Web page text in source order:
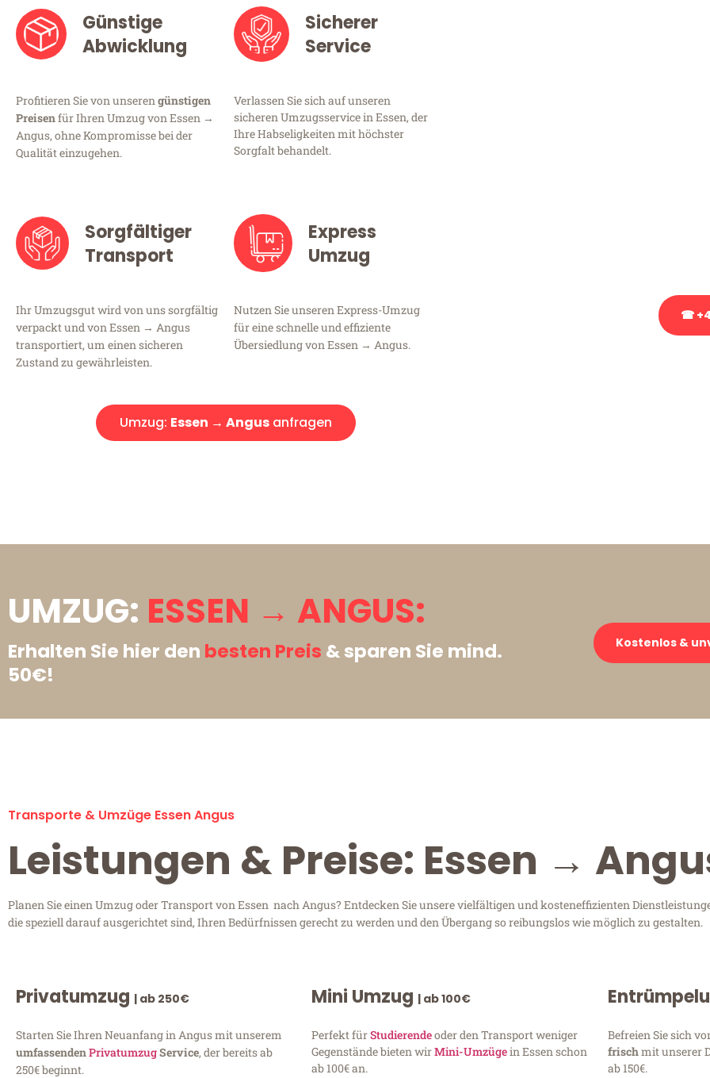
Günstige
Abwicklung
Profitieren Sie von unserengünstigen
Preisenfür Ihren Umzug von Essen →
Angus, ohne Kompromisse bei der
Qualität einzugehen.
Sicherer
Service
Verlassen Sie sich auf unseren
sicheren Umzugsservice in Essen, der
Ihre Habseligkeiten mit höchster
Sorgfalt behandelt.
Sorgfältiger
Transport
Ihr Umzugsgut wird von uns sorgfältig
verpackt und von Essen → Angus
transportiert, um einen sicheren
Zustand zu gewährleisten.
Express
Umzug
Nutzen Sie unseren Express-Umzug
für eine schnelle und effiziente
Übersiedlung von Essen → Angus.
Umzug: Essen → Angus anfragen
☎
UMZUG: ESSEN → ANGUS:
Erhalten Sie hier den besten Preis & sparen Sie mind.
50€!
Kostenlos &
Transporte & Umzüge Essen Angus
Leistungen & Preise: Essen →
Planen Sie einen Umzug oder Transport von Essen nach Angus? Entdecken Sie unsere vielfältigen und kosteneffizienten
die speziell darauf ausgerichtet sind, Ihren Bedürfnissen gerecht zu werden und den Übergang so reibungslos wie möglich zu gestalten.
Privatumzug | ab 250€
Starten Sie Ihren Neuanfang in Angus mit unserem
umfassendenPrivatumzugService, der bereits ab
250€ beginnt.
Mini Umzug | ab 100€
Perfekt fürStudierendeoder den Transport weniger
Gegenstände bieten wirMini-Umzügein Essen schon
ab 100€ an.
Befreien Sie sich
frischmit unserer
ab 150€.